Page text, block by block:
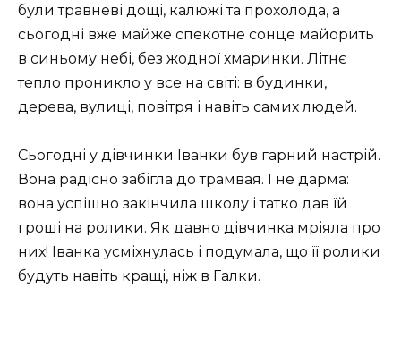
були травневі дощі, калюжі та прохолода, а
сьогодні вже майже спекотне сонце майорить
в синьому небі, без жодної хмаринки. Літнє
тепло проникло у все на світі: в будинки,
дерева, вулиці, повітря і навіть самих людей.
Сьогодні у дівчинки Іванки був гарний настрій.
Вона радісно забігла до трамвая. І не дарма:
вона успішно закінчила школу і татко дав їй
гроші на ролики. Як давно дівчинка мріяла про
них! Іванка усміхнулась і подумала, що її ролики
будуть навіть кращі, ніж в Галки.